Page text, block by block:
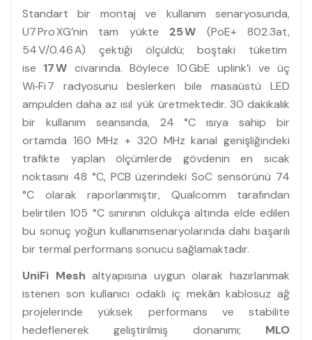
Standart bir montaj ve kullanım senaryosunda,
U7 Pro XG’nin tam yükte 25 W (PoE+ 802.3at,
54 V/0.46 A) çektiği ölçüldü; boştaki tüketim
ise 17 W civarında. Böylece 10 GbE uplink’i ve üç
Wi‑Fi 7 radyosunu beslerken bile masaüstü LED
ampulden daha az ısıl yük üretmektedir. 30 dakikalık
bir kullanım seansında, 24 °C ısıya sahip bir
ortamda 160 MHz + 320 MHz kanal genişliğindeki
trafikte yaplan ölçümlerde gövdenin en sıcak
noktasını 48 °C, PCB üzerindeki SoC sensörünü 74
°C olarak raporlanmıştır, Qualcomm tarafından
belirtilen 105 °C sınırının oldukça altında elde edilen
bu sonuç yoğun kullanımsenaryolarında dahi başarılı
bir termal performans sonucu sağlamaktadır.
UniFi Mesh altyapısına uygun olarak hazırlanmak
istenen son kullanıcı odaklı iç mekân kablosuz ağ
projelerinde yüksek performans ve stabilite
hedeflenerek geliştirilmiş donanımı; MLO